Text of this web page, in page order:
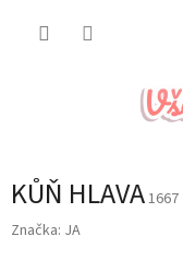
KŮŇ HLAVA1667
Značka: JA